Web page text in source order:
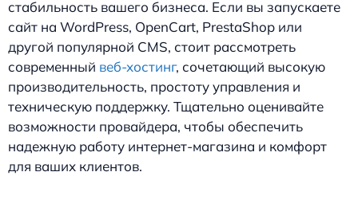
стабильность вашего бизнеса. Если вы запускаете
сайт на WordPress, OpenCart, PrestaShop или
другой популярной CMS, стоит рассмотреть
современный веб-хостинг, сочетающий высокую
производительность, простоту управления и
техническую поддержку. Тщательно оценивайте
возможности провайдера, чтобы обеспечить
надежную работу интернет-магазина и комфорт
для ваших клиентов.